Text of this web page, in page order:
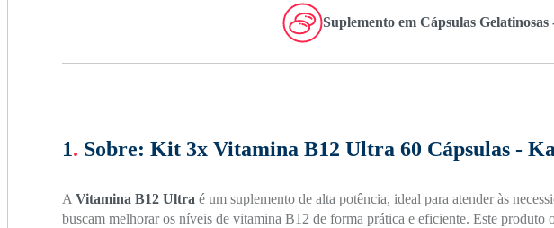
Suplemento em Cápsulas Gelatinosas
1. Sobre: Kit 3x Vitamina B12 Ultra 60 Cápsulas -
A Vitamina B12 Ultra é um suplemento de alta potência, ideal para atender às
buscam melhorar os níveis de vitamina B12 de forma prática e eficiente. Este produto